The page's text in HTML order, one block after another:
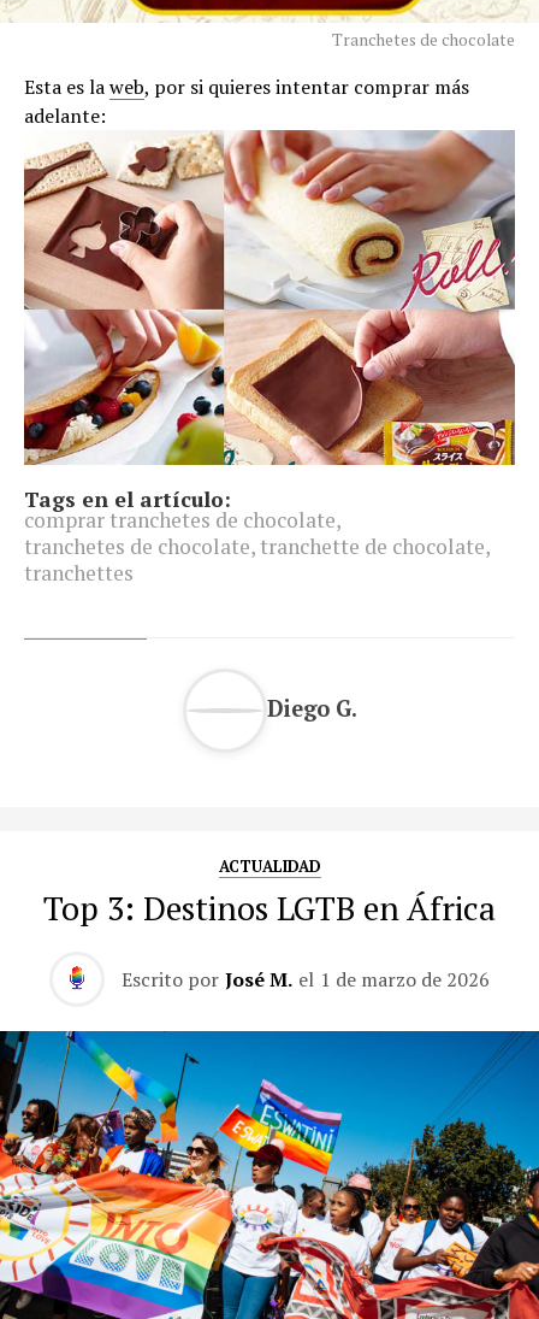
Tranchetes de chocolate
Esta es laweb, por si quieres intentar comprar más
adelante:
Tags en el artículo:
comprar tranchetes de chocolate,
tranchetes de chocolate, tranchette de chocolate,
tranchettes
Diego G.
ACTUALIDAD
Top 3: Destinos LGTB en África
Escrito por José M. el 1 de marzo de 2026